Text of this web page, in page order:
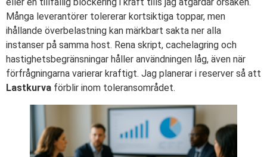
Många leverantörer tolererar kortsiktiga toppar, men
ihållande överbelastning kan märkbart sakta ner alla
instanser på samma host. Rena skript, cachelagring och
hastighetsbegränsningar håller användningen låg, även när
förfrågningarna varierar kraftigt. Jag planerar i reserver så att
Lastkurva förblir inom toleransområdet.